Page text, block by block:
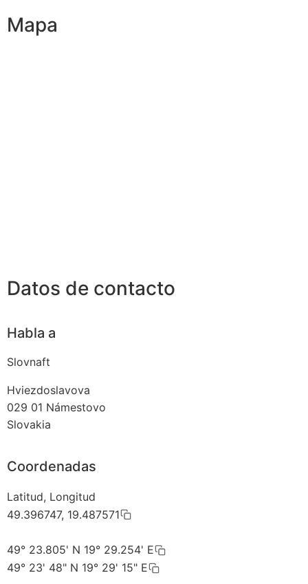
Mapa
Datos de contacto
Habla a
Slovnaft
Hviezdoslavova
029 01 Námestovo
Slovakia
Coordenadas
Latitud, Longitud
49.396747, 19.487571
49° 23.805' N 19° 29.254' E
49° 23' 48" N 19° 29' 15" E